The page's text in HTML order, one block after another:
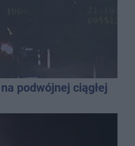
podwójnej ciągłej